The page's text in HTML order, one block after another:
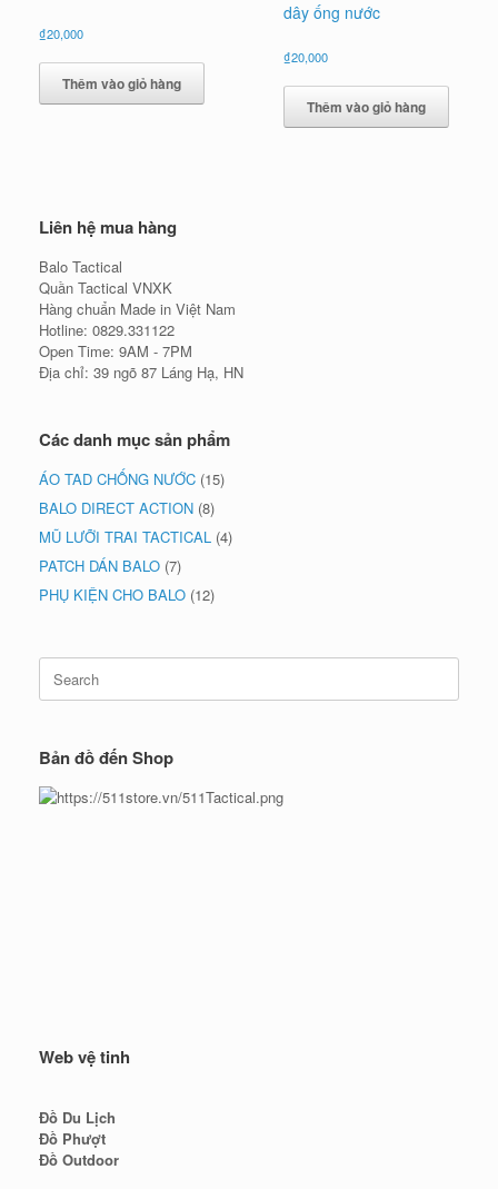
₫20,000
Thêm vào giỏ hàng
dây ống nước
₫20,000
Thêm vào giỏ hàng
Liên hệ mua hàng
Balo Tactical
Quần Tactical VNXK
Hàng chuẩn Made in Việt Nam
Hotline: 0829.331122
Open Time: 9AM - 7PM
Địa chỉ: 39 ngõ 87 Láng Hạ, HN
Các danh mục sản phẩm
ÁO TAD CHỐNG NƯỚC (15)
BALO DIRECT ACTION (8)
MŨ LƯỠI TRAI TACTICAL (4)
PATCH DÁN BALO (7)
PHỤ KIỆN CHO BALO (12)
Search
for:
Bản đồ đến Shop
Web vệ tinh
Đồ Du Lịch
Đồ Phượt
Đồ Outdoor